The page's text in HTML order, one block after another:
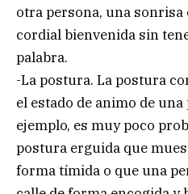
otra persona, una
cordial bienvenida sin
palabra.
-La postura. La postura
el estado de animo de
ejemplo, es muy poco
postura erguida que
forma tímida o que una